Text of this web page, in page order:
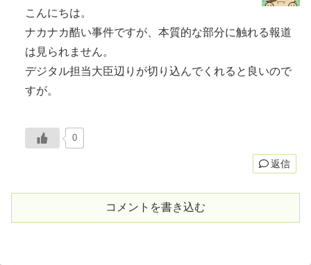
こんにちは。
ナカナカ酷い事件ですが、本質的な部分に触れる報道
は見られません。
デジタル担当大臣辺りが切り込んでくれると良いので
すが。
0
返信
コメントを書き込む